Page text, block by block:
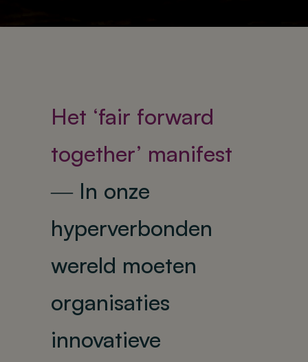
Het ‘fair forward
together’ manifest
― In onze
hyperverbonden
wereld moeten
organisaties
innovatieve